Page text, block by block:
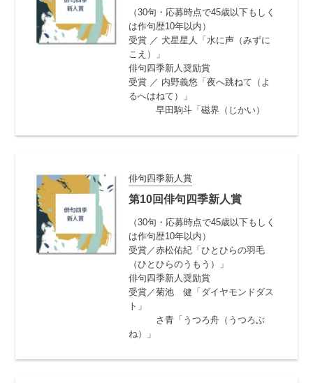
（30句・応募時点で45歳以下もしく
は作句歴10年以内）
受賞 ／ 犬星星人「水に声（みずに
こえ）」
俳句四季新人奨励賞
受賞 ／ 内野義悠「夜へ跳ねて（よ
るへはねて）」
早田駒斗「磁界（じかい）
俳句四季新人賞
第10回俳句四季新人賞
（30句・応募時点で45歳以下もしく
は作句歴10年以内）
受賞／赤松佑紀「ひとひらの羽毛
（ひとひらのうもう）」
俳句四季新人奨励賞
受賞／菊池 健「ダイヤモンドダス
ト」
さ青「うつろ舟（うつろぶ
ね）」